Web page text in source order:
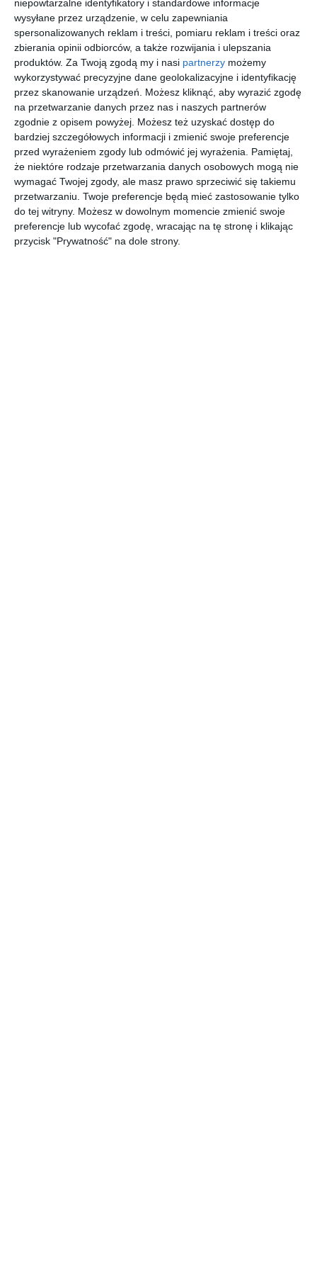
niepowtarzalne identyfikatory i standardowe informacje
wysyłane przez urządzenie, w celu zapewniania
spersonalizowanych reklam i treści, pomiaru reklam i treści oraz
zbierania opinii odbiorców, a także rozwijania i ulepszania
produktów. Za Twoją zgodą my i nasi partnerzy możemy
wykorzystywać precyzyjne dane geolokalizacyjne i identyfikację
przez skanowanie urządzeń. Możesz kliknąć, aby wyrazić zgodę
na przetwarzanie danych przez nas i naszych partnerów
zgodnie z opisem powyżej. Możesz też uzyskać dostęp do
bardziej szczegółowych informacji i zmienić swoje preferencje
przed wyrażeniem zgody lub odmówić jej wyrażenia.
Pamiętaj,
że niektóre rodzaje przetwarzania danych osobowych mogą nie
wymagać Twojej zgody, ale masz prawo sprzeciwić się takiemu
przetwarzaniu. Twoje preferencje będą mieć zastosowanie tylko
do tej witryny. Możesz w dowolnym momencie zmienić swoje
preferencje lub wycofać zgodę, wracając na tę stronę i klikając
przycisk "Prywatność" na dole strony.
Patona
Premium
RGB-128AS
Soft Light (3
lata
gwarancji
bezwarunko
wej!) [4284]
66800
przejdź do
sklepu
KUPO
Statyw
oświetlenio
wy CT-
40MK 40
cala Master
C-Stand z
odłączaną
kolumną
KIT z Boom
(srebrny)
1.14900
przejdź do
sklepu
NANLITE
Pavotube II
30C
RGBWW
2KIT
1.613,
00
przejdź do
sklepu
NANLITE
Pavotube II
30XR 1KIT
2.126 ,
00
przejdź do
sklepu
Szukasz produktu w naszym pasażu?
Skorzystaj z wyszukiwarki
REKLAMA